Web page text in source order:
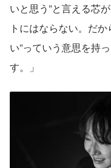
いと思う”と言える芯
トにはならない。だ
い”っていう意思を持
す。」